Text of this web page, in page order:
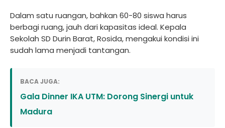
Dalam satu ruangan, bahkan 60-80 siswa harus
berbagi ruang, jauh dari kapasitas ideal. Kepala
Sekolah SD Durin Barat, Rosida, mengakui kondisi ini
sudah lama menjadi tantangan.
BACA JUGA:
Gala Dinner IKA UTM: Dorong Sinergi untuk
Madura